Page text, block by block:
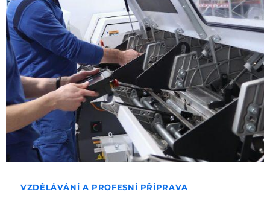
VZDĚLÁVÁNÍ A PROFESNÍ PŘÍPRAVA